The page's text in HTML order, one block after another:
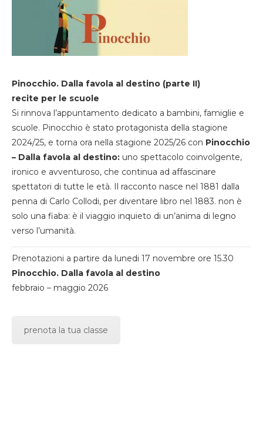
Pinocchio. Dalla favola al destino (parte II)
recite per le scuole
Si rinnova l’appuntamento dedicato a bambini, famiglie e
scuole. Pinocchio è stato protagonista della stagione
2024/25, e torna ora nella stagione 2025/26 con Pinocchio
– Dalla favola al destino: uno spettacolo coinvolgente,
ironico e avventuroso, che continua ad affascinare
spettatori di tutte le età. Il racconto nasce nel 1881 dalla
penna di Carlo Collodi, per diventare libro nel 1883. non è
solo una fiaba: è il viaggio inquieto di un’anima di legno
verso l’umanità.
Prenotazioni a partire da lunedi 17 novembre ore 15.30
Pinocchio. Dalla favola al destino
febbraio – maggio 2026
prenota la tua classe